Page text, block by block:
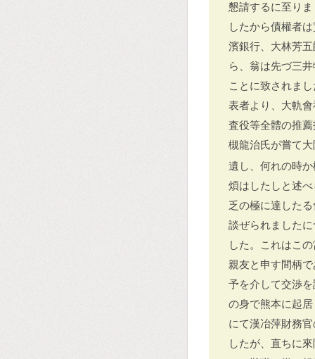
懇請するに至り
したから債權者
濱銀行、大林芳
ら、翁は先づ三
ことに致されま
表者より、大軌
査役等全體の推
槻龍治氏が嘗て
遺し、何れの時
煩はしたしと述
乏の極に達した
談ぜられました
した。これはこ
親友と申す間柄
予を介して交渉
の身で熊本に起
にて漢冶萍財務
したが、直ちに